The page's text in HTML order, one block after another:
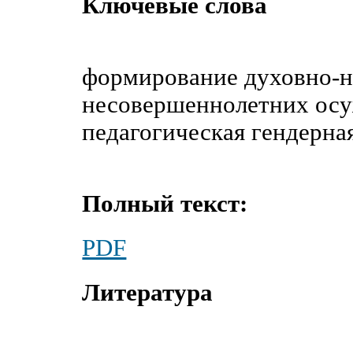
формирование духовно-
несовершеннолетних
педагогическая
Полный текст:
PDF
Литература